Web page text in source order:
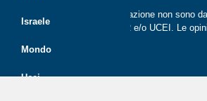
Israele
Mondo
Ucei
Le opinioni espresse dalla redazione non sono
nessuna lista presente in CER e/o UCEI. Le